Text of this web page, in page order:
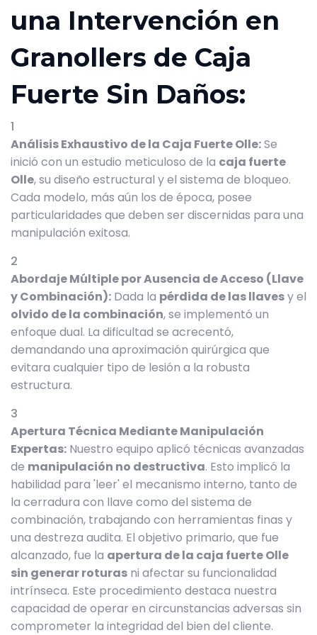
una Intervención en
Granollers de Caja
Fuerte Sin Daños:
Análisis Exhaustivo de la Caja Fuerte Olle:Se
inició con un estudio meticuloso de la caja fuerte
Olle, su diseño estructural y el sistema de bloqueo.
Cada modelo, más aún los de época, posee
particularidades que deben ser discernidas para una
manipulación exitosa.
Abordaje Múltiple por Ausencia de Acceso (Llave
y Combinación): Dada la pérdida de las llavesy el
olvido de la combinación, se implementó un
enfoque dual. La dificultad se acrecentó,
demandando una aproximación quirúrgica que
evitara cualquier tipo de lesión a la robusta
estructura.
Apertura Técnica Mediante Manipulación
Expertas: Nuestro equipo aplicó técnicas avanzadas
de manipulación no destructiva. Esto implicó la
habilidad para 'leer' el mecanismo interno, tanto de
la cerradura con llave como del sistema de
combinación, trabajando con herramientas finas y
una destreza audita. El objetivo primario, que fue
alcanzado, fue la apertura de la caja fuerte Olle
sin generar roturas ni afectar su funcionalidad
intrínseca. Este procedimiento destaca nuestra
capacidad de operar en circunstancias adversas sin
comprometer la integridad del bien del cliente.